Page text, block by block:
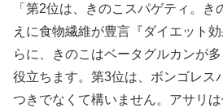
「第2位は、きのこスパゲティ。き
えに食物繊維が豊言『ダイエット
らに、きのこはベータグルカンが
役立ちます。第3位は、ボンゴレス
つきでなくて構いません。アサリ